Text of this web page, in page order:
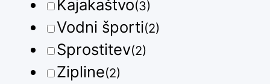
Kajakaštvo(3)
Vodni športi(2)
Sprostitev(2)
Zipline(2)